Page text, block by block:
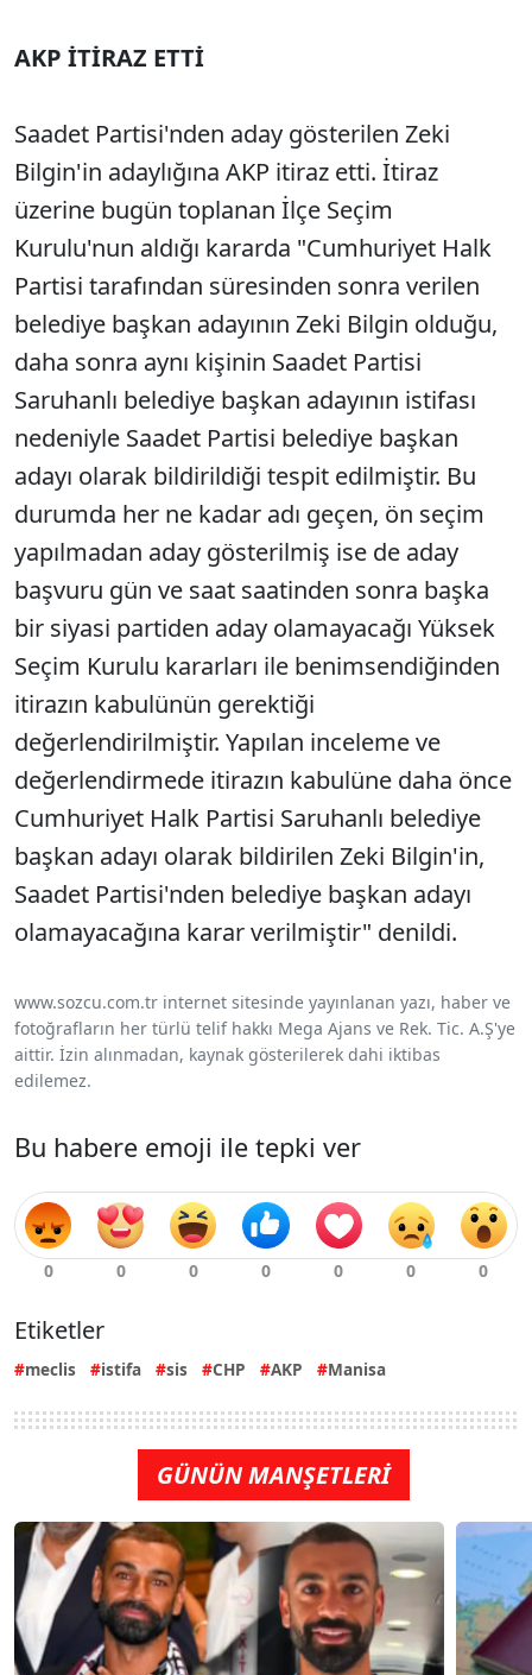
AKP İTİRAZ ETTİ
Saadet Partisi'nden aday gösterilen Zeki
Bilgin'in adaylığına AKP itiraz etti. İtiraz
üzerine bugün toplanan İlçe Seçim
Kurulu'nun aldığı kararda "Cumhuriyet Halk
Partisi tarafından süresinden sonra verilen
belediye başkan adayının Zeki Bilgin olduğu,
daha sonra aynı kişinin Saadet Partisi
Saruhanlı belediye başkan adayının istifası
nedeniyle Saadet Partisi belediye başkan
adayı olarak bildirildiği tespit edilmiştir. Bu
durumda her ne kadar adı geçen, ön seçim
yapılmadan aday gösterilmiş ise de aday
başvuru gün ve saat saatinden sonra başka
bir siyasi partiden aday olamayacağı Yüksek
Seçim Kurulu kararları ile benimsendiğinden
itirazın kabulünün gerektiği
değerlendirilmiştir. Yapılan inceleme ve
değerlendirmede itirazın kabulüne daha önce
Cumhuriyet Halk Partisi Saruhanlı belediye
başkan adayı olarak bildirilen Zeki Bilgin'in,
Saadet Partisi'nden belediye başkan adayı
olamayacağına karar verilmiştir" denildi.
www.sozcu.com.tr internet sitesinde yayınlanan yazı, haber ve
fotoğrafların her türlü telif hakkı Mega Ajans ve Rek. Tic. A.Ş'ye
aittir. İzin alınmadan, kaynak gösterilerek dahi iktibas
edilemez.
Bu habere emoji ile tepki ver
Etiketler
meclis istifa sis CHP AKP Manisa
GÜNÜN MANŞETLERİ